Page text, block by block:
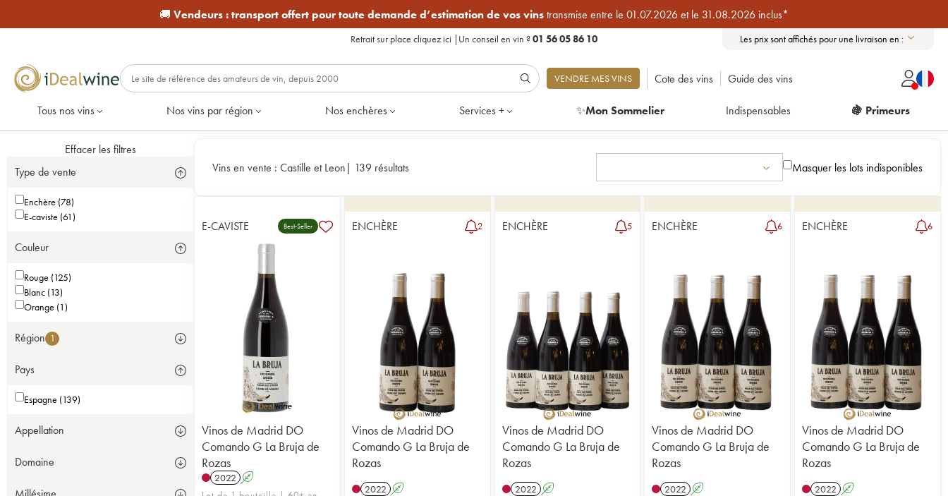
🚚 Vendeurs :transport offert pour toute demande d’estimation de vos vinstransmise entre le 01.07.2026 et le 31.08.2026 inclus*
Retrait sur place cliquez ici | Un conseil en vin ?01 56 05 86 10 Les prix sont affichés pour une livraison en :
VENDRE MES VINS Cote des vins Guide des vins
Tous nos vins Nos vins par région Nos enchères Services + ✨Mon Sommelier Indispensables 🍇 Primeurs
Effacer les filtres
Type de vente
Enchère (78)
E-caviste (61)
Couleur
Rouge (125)
Blanc (13)
Orange (1)
Région 1
Pays
Espagne (139)
Appellation
Domaine
Vins en vente : Castille et Leon| 139 résultats Masquer les lots indisponibles
E-CAVISTE Best-Seller
Vinos de Madrid DO
Comando G La Bruja de
Rozas
2022 A
ENCHÈRE 2
Vinos de Madrid DO
Comando G La Bruja de
Rozas
2022 A
ENCHÈRE 5
Vinos de Madrid DO
Comando G La Bruja de
Rozas
2022 A
ENCHÈRE 6
Vinos de Madrid DO
Comando G La Bruja de
Rozas
2022 A
ENCHÈRE 6
Vinos de Madrid DO
Comando G La Bruja de
Rozas
2022 A